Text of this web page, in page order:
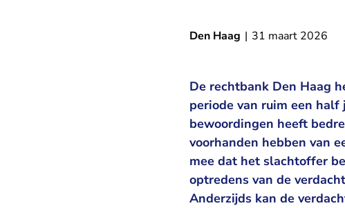
Den Haag | 31 maart 2026
De rechtbank Den Haag
periode van ruim een
bewoordingen heeft
voorhanden hebben van
mee dat het slachtoffer
optredens van de
Anderzijds kan de